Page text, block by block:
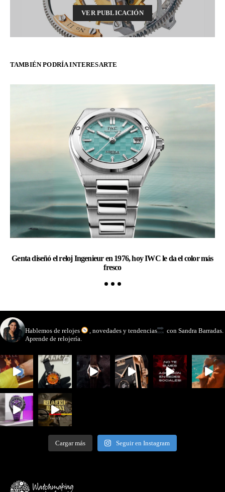
VER PUBLICACIÓN
TAMBIÉN PODRÍA INTERESARTE
Genta diseñó el reloj Ingenieur en 1976, hoy IWC le da el color más
fresco
Hablemos de relojes , novedades y tendencias
con Sandra Barradas.
Aprende de relojería.
Cargar más Seguir en Instagram